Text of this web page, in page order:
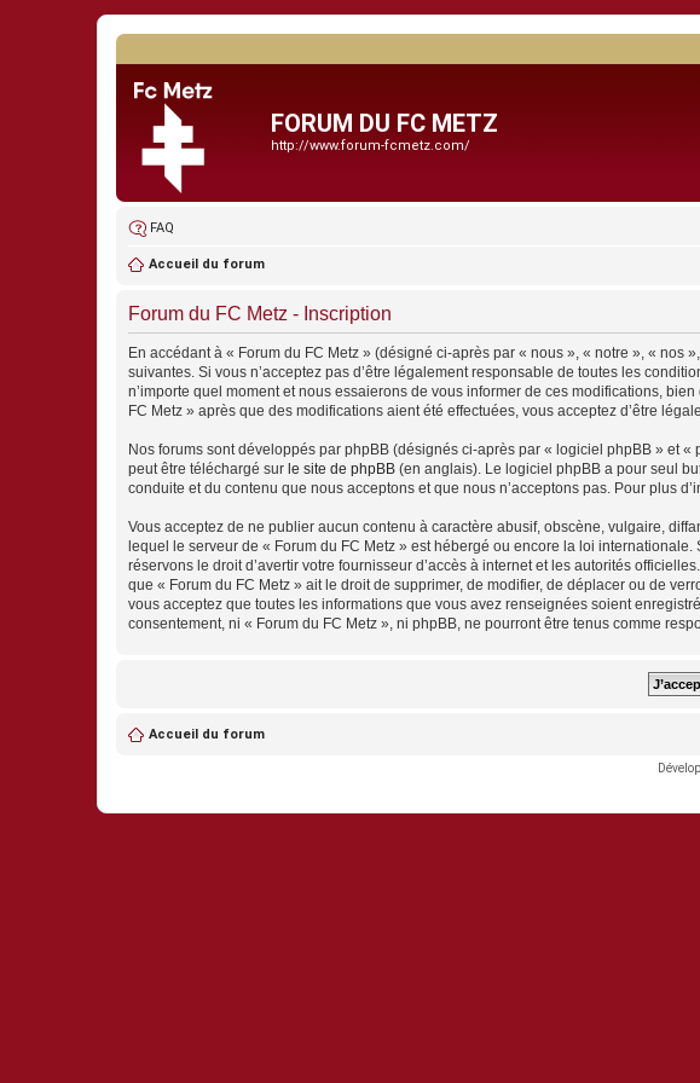
FORUM DU FC METZ
http://www.forum-fcmetz.com/
FAQ
Accueil du forum
Forum du FC Metz - Inscription
En accédant à « Forum du FC Metz » (désigné ci-après par « nous », « notre », « nos
suivantes. Si vous n’acceptez pas d’être légalement responsable de toutes les
n’importe quel moment et nous essaierons de vous informer de ces modifications,
FC Metz » après que des modifications aient été effectuées, vous acceptez d’être
Nos forums sont développés par phpBB (désignés ci-après par « logiciel phpBB » et
peut être téléchargé sur le site de phpBB (en anglais). Le logiciel phpBB a pour seul
conduite et du contenu que nous acceptons et que nous n’acceptons pas. Pour plus
Vous acceptez de ne publier aucun contenu à caractère abusif, obscène, vulgaire,
lequel le serveur de « Forum du FC Metz » est hébergé ou encore la loi
réservons le droit d’avertir votre fournisseur d’accès à internet et les autorités
que « Forum du FC Metz » ait le droit de supprimer, de modifier, de déplacer ou de
vous acceptez que toutes les informations que vous avez renseignées soient
consentement, ni « Forum du FC Metz », ni phpBB, ne pourront être tenus comme
Accueil du forum